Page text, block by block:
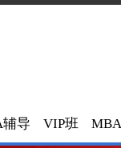
导 VIP班